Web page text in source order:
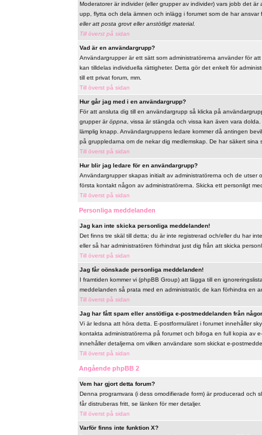
Moderatorer är individer (eller grupper av individer) vars jobb det
upp, flytta och dela ämnen och inlägg i forumet som de har
eller att posta grovt eller anstötligt material.
Till överst på sidan
Vad är en användargrupp?
Användargrupper är ett sätt som administratörerna använder för
kan tilldelas individuella rättigheter. Detta gör det enkelt för
till ett privat forum, mm.
Till överst på sidan
Hur går jag med i en användargrupp?
För att ansluta dig till en användargrupp så klicka på
grupper äröppna , vissa är stängda och vissa kan även vara
lämplig knapp. Användargruppens ledare kommer då antingen
på gruppledarna om de nekar dig medlemskap. De har säkert sina
Till överst på sidan
Hur blir jag ledare för en användargrupp?
Användargrupper skapas initialt av administratörerna och de
första kontakt någon av administratörerna. Skicka ett personligt
Till överst på sidan
Personliga meddelanden
Jag kan inte skicka personliga meddelanden!
Det finns tre skäl till detta; du är inte registrerad och/eller du har
eller så har administratören förhindrat just dig från att skicka
Till överst på sidan
Jag får oönskade personliga meddelanden!
I framtiden kommer vi (phpBB Group) att lägga till en
meddelanden så prata med en administratör, de kan förhindra en
Till överst på sidan
Jag har fått spam eller anstötliga e-postmeddelanden från
Vi är ledsna att höra detta. E-postformuläret i forumet innehåller
kontakta administratörerna på forumet och bifoga en full kopia av
innehåller detaljerna om vilken användare som skickat e-
Till överst på sidan
Angående phpBB 2
Vem har gjort detta forum?
Denna programvara (i dess omodifierade form) är producerad och
får distruberas fritt, se länken för mer detaljer.
Till överst på sidan
Varför finns inte funktion X?